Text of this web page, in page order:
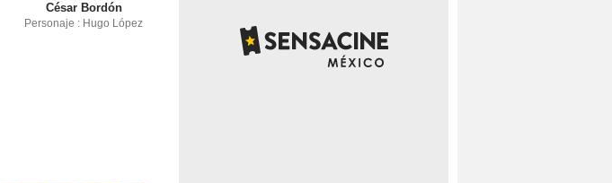
César Bordón
Personaje : Hugo López